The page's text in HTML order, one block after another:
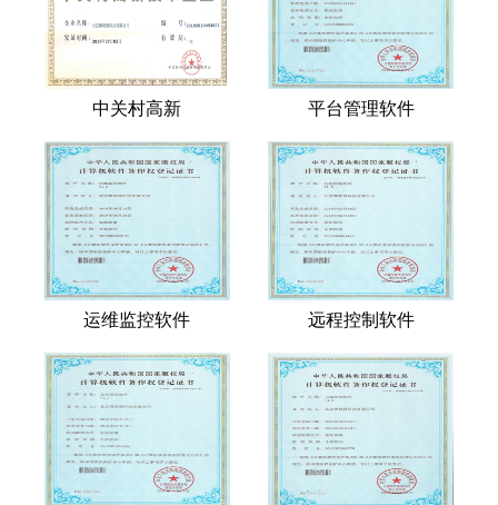
中关村高新 平台管理软件
运维监控软件 远程控制软件